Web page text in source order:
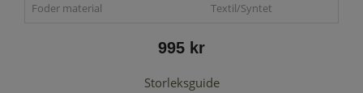
Foder material Textil/Syntet
995 kr
Storleksguide